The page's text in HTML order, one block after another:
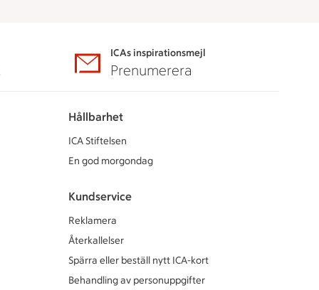
ICAs inspirationsmejl
Prenumerera
Hållbarhet
ICA Stiftelsen
En god morgondag
Kundservice
Reklamera
Återkallelser
Spärra eller beställ nytt ICA-kort
Behandling av personuppgifter